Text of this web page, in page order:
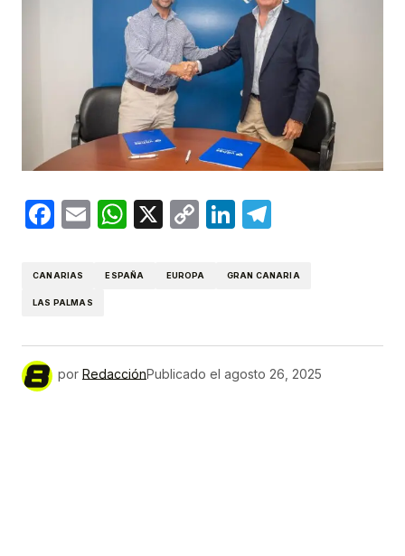
Facebook
EmailWhatsApp
X
CopyLinkedIn
CANARIAS ESPAÑA EUROPA GRAN CANARIA
LAS PALMAS
por RedacciónPublicado el agosto 26, 2025